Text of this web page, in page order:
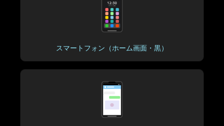
スマートフォン（ホーム画面・黒）